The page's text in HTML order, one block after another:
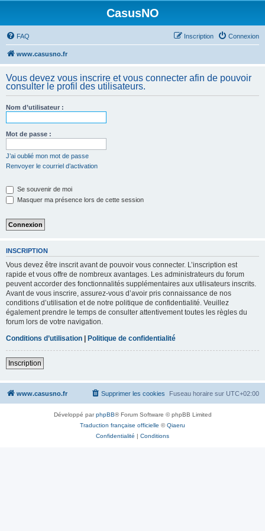
CasusNO
FAQ Connexion
Inscription
www.casusno.fr
Vous devez vous inscrire et vous connecter afin de pouvoir
consulter le profil des utilisateurs.
Nom d’utilisateur :
Mot de passe :
J’ai oublié mon mot de passe
Renvoyer le courriel d’activation
Se souvenir de moi
Masquer ma présence lors de cette session
INSCRIPTION
Vous devez être inscrit avant de pouvoir vous connecter. L’inscription est
rapide et vous offre de nombreux avantages. Les administrateurs du forum
peuvent accorder des fonctionnalités supplémentaires aux utilisateurs inscrits.
Avant de vous inscrire, assurez-vous d’avoir pris connaissance de nos
conditions d’utilisation et de notre politique de confidentialité. Veuillez
également prendre le temps de consulter attentivement toutes les règles du
forum lors de votre navigation.
Conditions d’utilisation | Politique de confidentialité
Inscription
www.casusno.fr Fuseau horaire sur UTC+02:00
Supprimer les cookies
Développé parphpBB® Forum Software © phpBB Limited
Traduction française officielle ©Qiaeru
Confidentialité | Conditions